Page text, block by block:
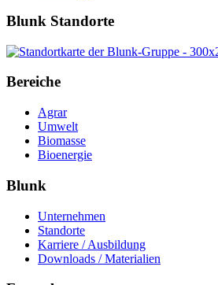
Blunk Standorte
Bereiche
Agrar
Umwelt
Biomasse
Bioenergie
Blunk
Unternehmen
Standorte
Karriere / Ausbildung
Downloads / Materialien